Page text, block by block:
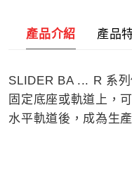
產品介紹 產品
SLIDER BA ... R 系
固定底座或軌道上，
水平軌道後，成為生